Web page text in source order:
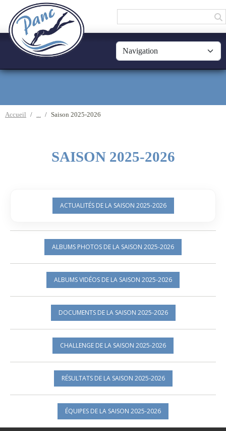
Accueil Saison 2025-2026
SAISON 2025-2026
ACTUALITÉS DE LA SAISON 2025-2026
ALBUMS PHOTOS DE LA SAISON 2025-2026
ALBUMS VIDÉOS DE LA SAISON 2025-2026
DOCUMENTS DE LA SAISON 2025-2026
CHALLENGE DE LA SAISON 2025-2026
RÉSULTATS DE LA SAISON 2025-2026
ÉQUIPES DE LA SAISON 2025-2026
Panneau de gestion des cookies